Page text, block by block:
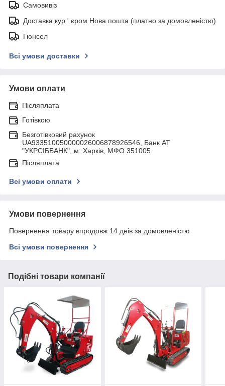
Самовивіз
Доставка кур ' єром Нова пошта (платно за домовленістю)
Гюнсел
Всі умови доставки
Умови оплати
Післяплата
Готівкою
Безготівковий рахунок
UA933510050000026006878926546, Банк АТ
"УКРСIББАНК", м. Харків, МФО 351005
Післяплата
Всі умови оплати
Умови повернення
Повернення товару впродовж 14 днів за домовленістю
Всі умови повернення
Подібні товари компанії